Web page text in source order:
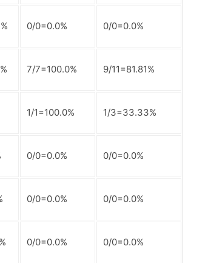
0/0=0.0% 0/0=0.0%
7/7=100.0% 9/11=81.81%
1/1=100.0% 1/3=33.33%
0/0=0.0% 0/0=0.0%
0/0=0.0% 0/0=0.0%
0/0=0.0% 0/0=0.0%